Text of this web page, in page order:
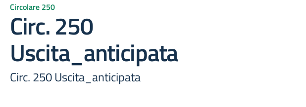
Circolare 250
Circ. 250
Uscita_anticipata
Circ. 250 Uscita_anticipata